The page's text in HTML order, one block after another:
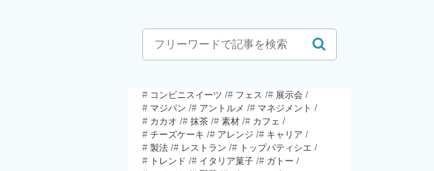
コンビニスイーツ フェス
展示会
マジパン
アントルメ
マネジメント
カカオ
抹茶 素材
カフェ
チーズケーキ
アレンジ
キャリア
製法
レストラン
トップパティシエ
トレンド
イタリア菓子
ガトー